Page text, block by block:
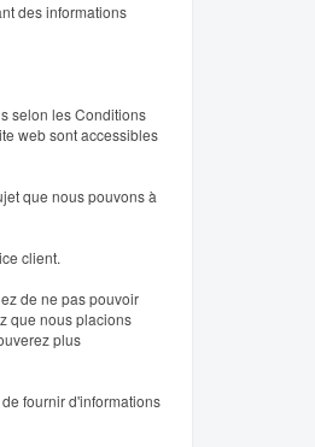
des informations
selon les Conditions
web sont accessibles
que nous pouvons à
client.
de ne pas pouvoir
que nous placions
plus
fournir d'informations